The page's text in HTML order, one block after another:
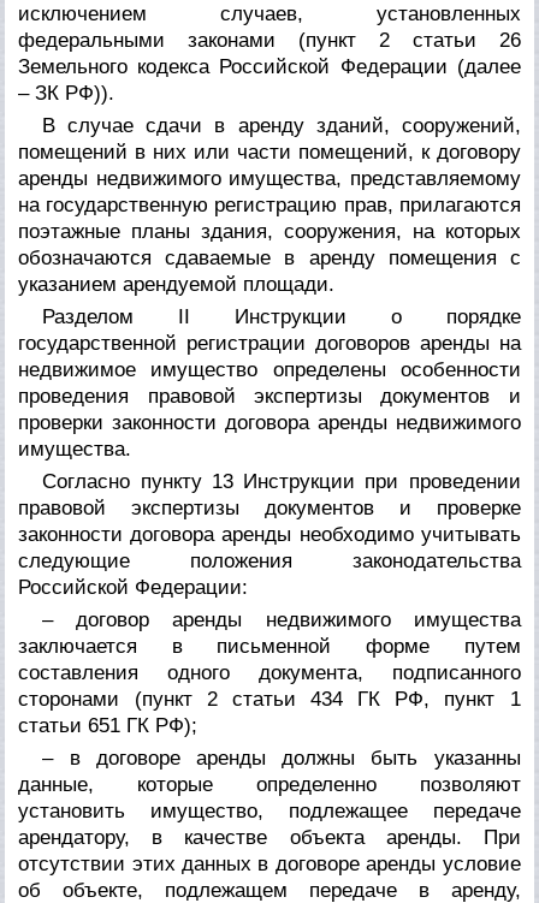
исключением случаев, установленных
федеральными законами (пункт 2 статьи 26
Земельного кодекса Российской Федерации (далее
– ЗК РФ)).
В случае сдачи в аренду зданий, сооружений,
помещений в них или части помещений, к договору
аренды недвижимого имущества, представляемому
на государственную регистрацию прав, прилагаются
поэтажные планы здания, сооружения, на которых
обозначаются сдаваемые в аренду помещения с
указанием арендуемой площади.
Разделом II Инструкции о порядке
государственной регистрации договоров аренды на
недвижимое имущество определены особенности
проведения правовой экспертизы документов и
проверки законности договора аренды недвижимого
имущества.
Согласно пункту 13 Инструкции при проведении
правовой экспертизы документов и проверке
законности договора аренды необходимо учитывать
следующие положения законодательства
Российской Федерации:
– договор аренды недвижимого имущества
заключается в письменной форме путем
составления одного документа, подписанного
сторонами (пункт 2 статьи 434 ГК РФ, пункт 1
статьи 651 ГК РФ);
– в договоре аренды должны быть указанны
данные, которые определенно позволяют
установить имущество, подлежащее передаче
арендатору, в качестве объекта аренды. При
отсутствии этих данных в договоре аренды условие
об объекте, подлежащем передаче в аренду,